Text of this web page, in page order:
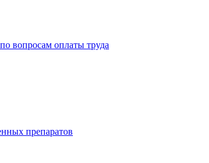
вопросам оплаты труда
препаратов